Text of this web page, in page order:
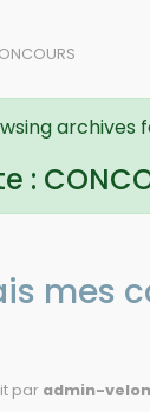
archives
:
mes
par admin-